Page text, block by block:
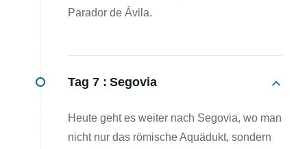
Parador de Ávila.
Tag 7 : Segovia
Heute geht es weiter nach Segovia, wo man
nicht nur das römische Aquädukt, sondern